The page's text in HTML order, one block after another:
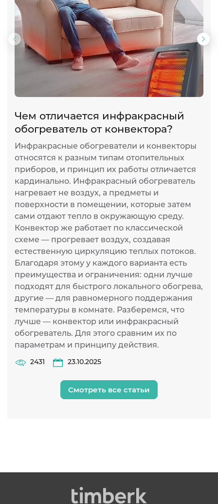
Предыдущий
слайд
Чем отличается инфракрасный
обогреватель от конвектора?
Инфракрасные обогреватели и конвекторы
относятся к разным типам отопительных
приборов, и принцип их работы отличается
кардинально. Инфракрасный обогреватель
нагревает не воздух, а предметы и
поверхности в помещении, которые затем
сами отдают тепло в окружающую среду.
Конвектор же работает по классической
схеме — прогревает воздух, создавая
естественную циркуляцию теплых потоков.
Благодаря этому у каждого варианта есть
преимущества и ограничения: одни лучше
подходят для быстрого локального обогрева,
другие — для равномерного поддержания
температуры в комнате. Разберемся, что
лучше — конвектор или инфракрасный
обогреватель. Для этого сравним их по
параметрам и принципу действия.
2431 23.10.2025
Смотреть все статьи